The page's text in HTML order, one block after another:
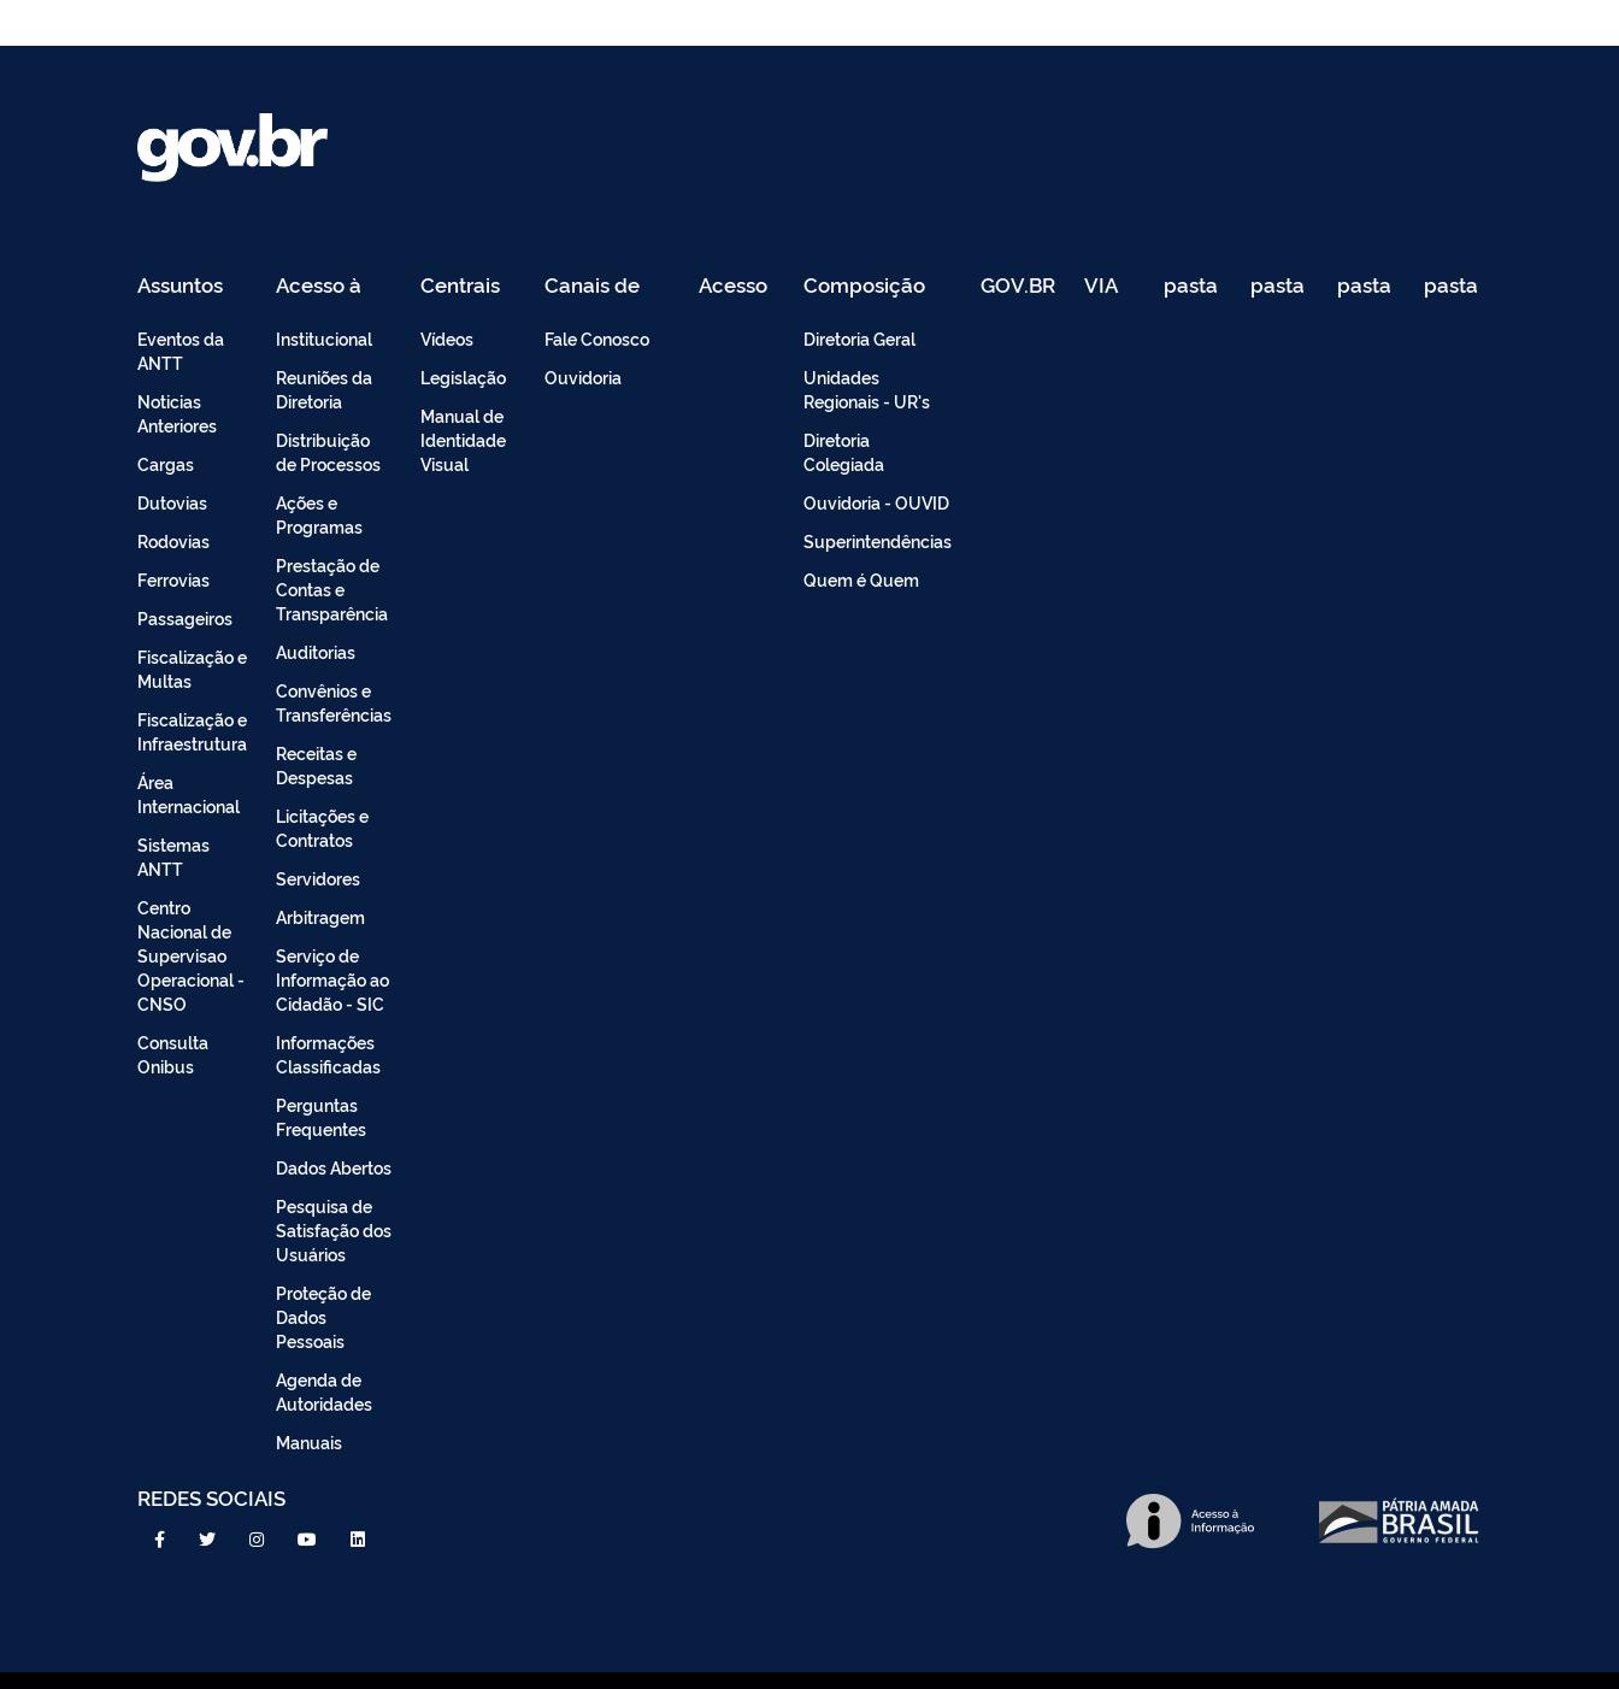
Assuntos
Eventos da
ANTT
Noticias
Anteriores
Cargas
Dutovias
Rodovias
Ferrovias
Passageiros
Fiscalização e
Multas
Fiscalização e
Infraestrutura
Área
Internacional
Sistemas
ANTT
Centro
Nacional de
Supervisao
Operacional -
CNSO
Consulta
Onibus
Acesso à
Institucional
Reuniões da
Diretoria
Distribuição
de Processos
Ações e
Programas
Prestação de
Contas e
Transparência
Auditorias
Convênios e
Transferências
Receitas e
Despesas
Licitações e
Contratos
Servidores
Arbitragem
Serviço de
Informação ao
Cidadão - SIC
Informações
Classificadas
Perguntas
Frequentes
Dados Abertos
Pesquisa de
Satisfação dos
Usuários
Proteção de
Dados
Pessoais
Agenda de
Autoridades
Manuais
Centrais
Vídeos
Legislação
Manual de
Identidade
Visual
Canais de
Fale Conosco
Ouvidoria
Acesso Composição
Diretoria Geral
Unidades
Regionais - UR's
Diretoria
Colegiada
Ouvidoria - OUVID
Superintendências
Quem é Quem
GOV.BR VIA pasta
de
pasta
de
pasta
de
pasta
de
REDES SOCIAIS